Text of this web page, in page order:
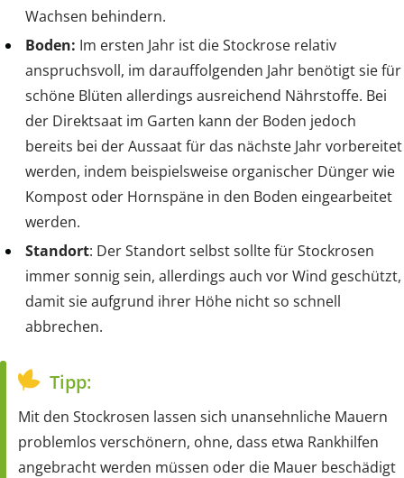
Wachsen behindern.
Boden: Im ersten Jahr ist die Stockrose relativ
anspruchsvoll, im darauffolgenden Jahr benötigt sie für
schöne Blüten allerdings ausreichend Nährstoffe. Bei
der Direktsaat im Garten kann der Boden jedoch
bereits bei der Aussaat für das nächste Jahr vorbereitet
werden, indem beispielsweise organischer Dünger wie
Kompost oder Hornspäne in den Boden eingearbeitet
werden.
Standort: Der Standort selbst sollte für Stockrosen
immer sonnig sein, allerdings auch vor Wind geschützt,
damit sie aufgrund ihrer Höhe nicht so schnell
abbrechen.
Tipp:
Mit den Stockrosen lassen sich unansehnliche Mauern
problemlos verschönern, ohne, dass etwa Rankhilfen
angebracht werden müssen oder die Mauer beschädigt